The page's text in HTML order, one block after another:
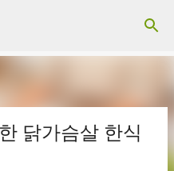
닭가슴살 한식